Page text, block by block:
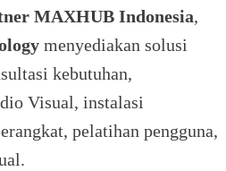
MAXHUB Indonesia,
menyediakan solusi
kebutuhan,
Visual, instalasi
pelatihan pengguna,